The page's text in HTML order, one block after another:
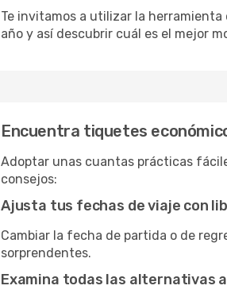
Te invitamos a utilizar la
año y así descubrir cuál es el mejor
Encuentra tiquetes
Adoptar unas cuantas prácticas
consejos:
Ajusta tus fechas de viaje con
Cambiar la fecha de partida o de
sorprendentes.
Examina todas las alternativas